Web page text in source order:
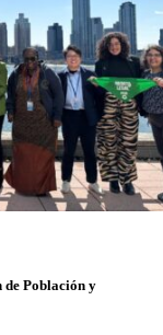
de Población y